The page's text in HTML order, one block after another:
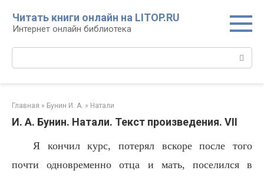
контенту
Читать книги онлайн на LITOP.RU
Интернет онлайн библиотека
Главная » Бунин И. А. » Натали
И. А. Бунин. Натали. Текст произведения. VII
Я кончил курс, потерял вскоре после того
почти одновременно отца и мать, поселился в